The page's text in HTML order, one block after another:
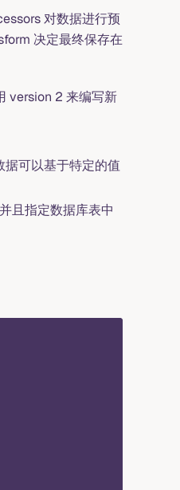
对数据进行预
决定最终保存在
version 2 来编写新
可以基于特定的值
且指定数据库表中